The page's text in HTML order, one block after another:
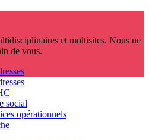
et multisites. Nous ne
de vous.
social
opérationnels